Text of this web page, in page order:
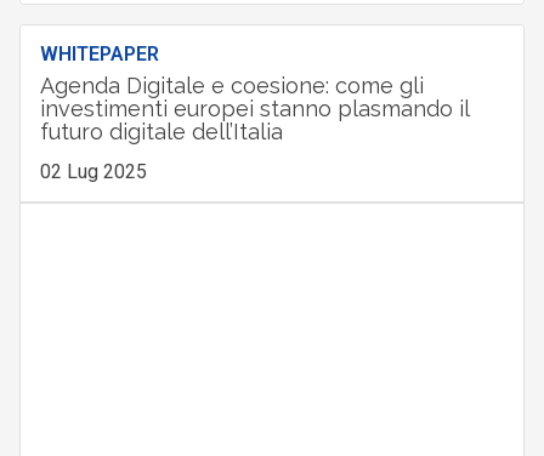
WHITEPAPER
Agenda Digitale e coesione: come gli
investimenti europei stanno plasmando il
futuro digitale dell’Italia
02 Lug 2025